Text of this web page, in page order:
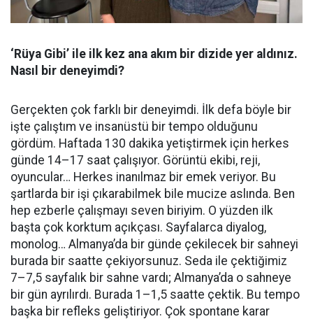
‘Rüya Gibi’ ile ilk kez ana akım bir dizide yer aldınız.
Nasıl bir deneyimdi?
Gerçekten çok farklı bir deneyimdi. İlk defa böyle bir
işte çalıştım ve insanüstü bir tempo olduğunu
gördüm. Haftada 130 dakika yetiştirmek için herkes
günde 14–17 saat çalışıyor. Görüntü ekibi, reji,
oyuncular… Herkes inanılmaz bir emek veriyor. Bu
şartlarda bir işi çıkarabilmek bile mucize aslında. Ben
hep ezberle çalışmayı seven biriyim. O yüzden ilk
başta çok korktum açıkçası. Sayfalarca diyalog,
monolog… Almanya’da bir günde çekilecek bir sahneyi
burada bir saatte çekiyorsunuz. Seda ile çektiğimiz
7–7,5 sayfalık bir sahne vardı; Almanya’da o sahneye
bir gün ayrılırdı. Burada 1–1,5 saatte çektik. Bu tempo
başka bir refleks geliştiriyor. Çok spontane karar